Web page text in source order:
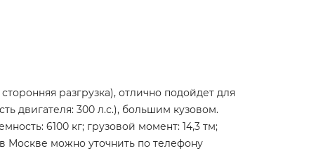
разгрузка), отлично подойдет для
двигателя: 300 л.с.), большим кузовом.
6100 кг; грузовой момент: 14,3 тм;
Москве можно уточнить по телефону